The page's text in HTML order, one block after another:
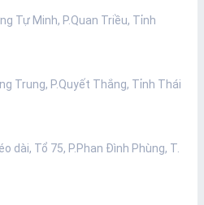
Tự Minh, P.Quan Triều, Tỉnh
Trung, P.Quyết Thắng, Tỉnh Thái
dài, Tổ 75, P.Phan Đình Phùng, T.